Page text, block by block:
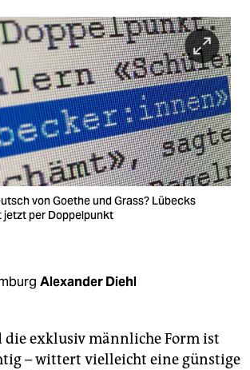
von Goethe und Grass? Lübecks
jetzt per Doppelpunkt
Alexander Diehl
die exklusiv männliche Form ist
– wittert vielleicht eine günstige